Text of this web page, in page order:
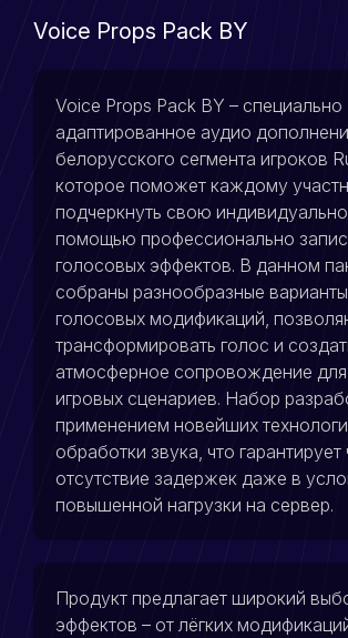
Voice Props Pack BY
Voice Props Pack BY – специально
адаптированное аудио
белорусского сегмента игроков
которое поможет каждому
подчеркнуть свою
помощью профессионально
голосовых эффектов. В данном
собраны разнообразные варианты
голосовых модификаций,
трансформировать голос и
атмосферное сопровождение
игровых сценариев. Набор
применением новейших
обработки звука, что гарантирует
отсутствие задержек даже в
повышенной нагрузки на сервер.
Продукт предлагает широкий
эффектов – от лёгких